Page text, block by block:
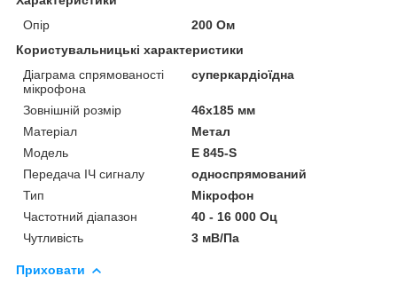
Опір
200 Ом
Користувальницькі характеристики
Діаграма спрямованості
мікрофона
суперкардіоїдна
Зовнішній розмір
46x185 мм
Матеріал
Метал
Мoдель
E 845-S
Передача ІЧ сигналу
односпрямований
Тип
Мікрофон
Частотний діапазон
40 - 16 000 Оц
Чутливість
3 мВ/Па
Приховати